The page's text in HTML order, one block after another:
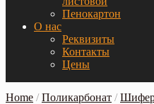
Пенокартон
О нас
Реквизиты
Контакты
Цены
Home /Поликарбонат /